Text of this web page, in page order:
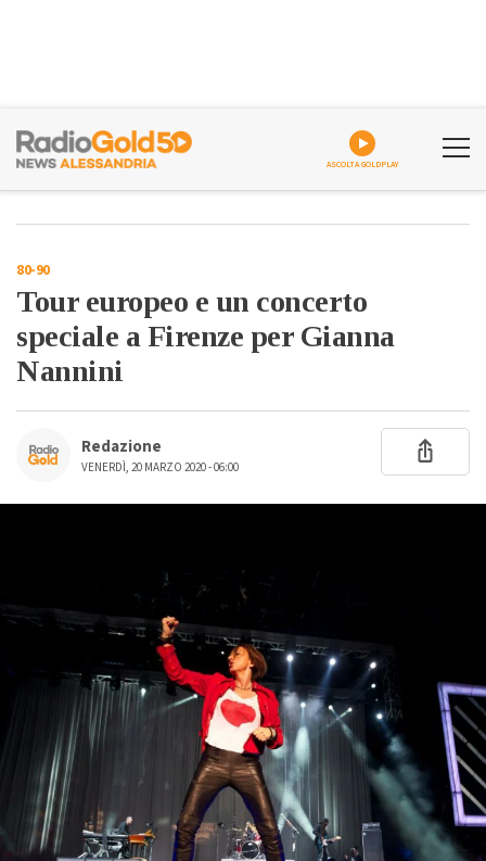
ASCOLTA GOLDPLAY
80-90
Tour europeo e un concerto
speciale a Firenze per Gianna
Nannini
Redazione
VENERDÌ, 20 MARZO 2020 - 06:00